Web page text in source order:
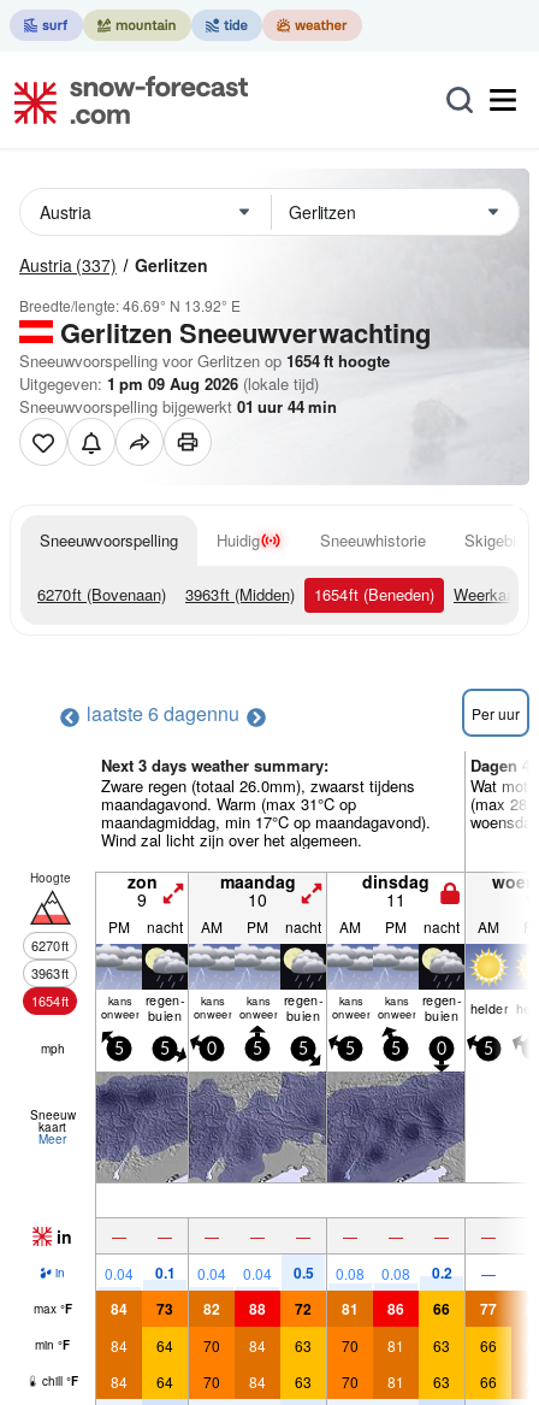
Austria (337) Gerlitzen
Breedte/lengte:46.69° N 13.92° E
Gerlitzen Sneeuwverwachting
Sneeuwvoorspelling voor Gerlitzen op 1654ft hoogte
Uitgegeven: 1 pm 09 Aug 2026 (lokale tijd)
Sneeuwvoorspelling bijgewerkt 01 uur 44min
Sneeuwvoorspelling Huidig Sneeuwhistorie Skigebied
6270ft (Bovenaan) 3963ft (Midden) 1654ft (Beneden)
laatste 6 dagennu Per uur
Next 3 days weather summary:
Zware regen (totaal 26.0mm), zwaarst tijdens
maandagavond. Warm (max 31°C op
maandagmiddag, min 17°C op maandagavond).
Wind zal licht zijn over het algemeen.
Dagen
Wat
(max
Hoogte
6270ft
3963ft
1654ft
zon
9
maandag
10
dinsdag
11
PM nacht AM PM nacht AM PM nacht AM
kans
onweer
regen­
buien
kans
onweer
kans
onweer
regen­
buien
kans
onweer
kans
onweer
regen­
buien helder
mph 5 5 0 5 5 5 5 0 5
Sneeuw
kaart
Meer
in — — — — — — — — —
in 0.04 0.1 0.04 0.04 0.5 0.08 0.08 0.2 —
max °F 84 73 82 88 72 81 86 66 77
min °F 84 64 70 84 63 70 81 63 66
chill °F 84 64 70 84 63 70 81 63 66